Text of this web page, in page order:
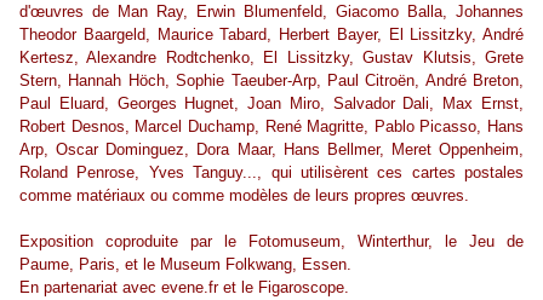
d'œuvres de Man Ray, Erwin Blumenfeld, Giacomo Balla, Johannes
Theodor Baargeld, Maurice Tabard, Herbert Bayer, El Lissitzky, André
Kertesz, Alexandre Rodtchenko, El Lissitzky, Gustav Klutsis, Grete
Stern, Hannah Höch, Sophie Taeuber-Arp, Paul Citroën, André Breton,
Paul Eluard, Georges Hugnet, Joan Miro, Salvador Dali, Max Ernst,
Robert Desnos, Marcel Duchamp, René Magritte, Pablo Picasso, Hans
Arp, Oscar Dominguez, Dora Maar, Hans Bellmer, Meret Oppenheim,
Roland Penrose, Yves Tanguy..., qui utilisèrent ces cartes postales
comme matériaux ou comme modèles de leurs propres œuvres.
Exposition coproduite par le Fotomuseum, Winterthur, le Jeu de
Paume, Paris, et le Museum Folkwang, Essen.
En partenariat avec evene.fr et le Figaroscope.